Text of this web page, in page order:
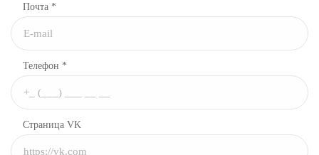
Почта *
Телефон *
Страница VK